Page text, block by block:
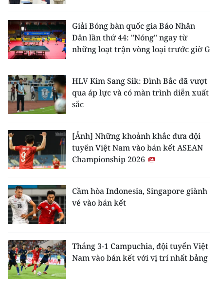
Giải Bóng bàn quốc gia Báo Nhân
Dân lần thứ 44: "Nóng" ngay từ
những loạt trận vòng loại trước giờ G
HLV Kim Sang Sik: Đình Bắc đã vượt
qua áp lực và có màn trình diễn xuất
sắc
[Ảnh] Những khoảnh khắc đưa đội
tuyển Việt Nam vào bán kết ASEAN
Championship 2026
Cầm hòa Indonesia, Singapore giành
vé vào bán kết
Thắng 3-1 Campuchia, đội tuyển Việt
Nam vào bán kết với vị trí nhất bảng